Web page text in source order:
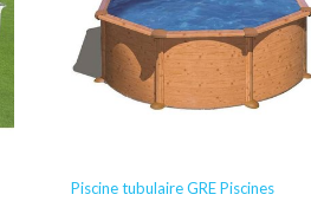
Piscine tubulaire GRE Piscines